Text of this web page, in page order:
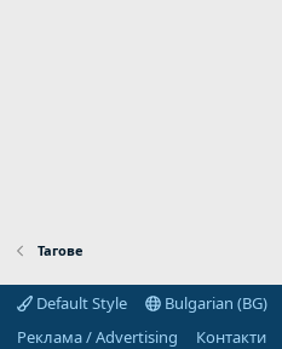
Тагове
Default Style
Bulgarian (BG)
Реклама / Advertising
Контакти